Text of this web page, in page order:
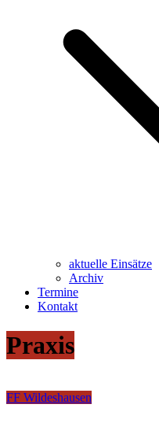
aktuelle Einsätze
Archiv
Termine
Kontakt
Praxis
FF Wildeshausen